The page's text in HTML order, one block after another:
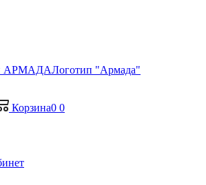
Логотип "Армада"
Корзина0 0